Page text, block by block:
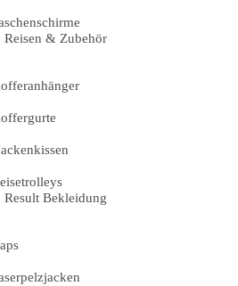
Reisen & Zubehör
Result Bekleidung